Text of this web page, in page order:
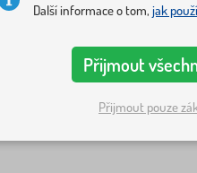
Další informace o tom, jak
Přijmout
Přijmout pouze